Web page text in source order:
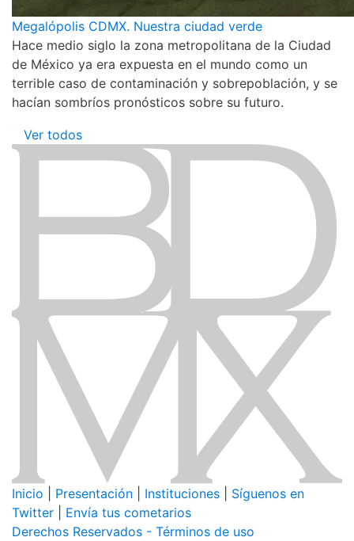
Megalópolis CDMX. Nuestra ciudad verde
Hace medio siglo la zona metropolitana de la Ciudad
de México ya era expuesta en el mundo como un
terrible caso de contaminación y sobrepoblación, y se
hacían sombríos pronósticos sobre su futuro.
Ver todos
Inicio Presentación Instituciones
Síguenos en
Twitter
Envía tus cometarios
Derechos Reservados - Términos de uso